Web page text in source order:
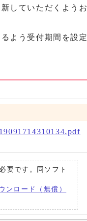
していただくよう
よう受付期間を設
要です。同ソフト
ンロード（無償）